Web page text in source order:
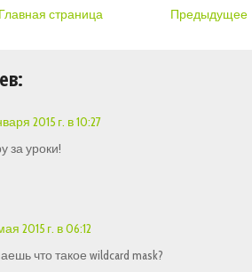
Предыдущее
Главная страница
2015 г. в 10:27
за уроки!
2015 г. в 06:12
что такое wildcard mask?